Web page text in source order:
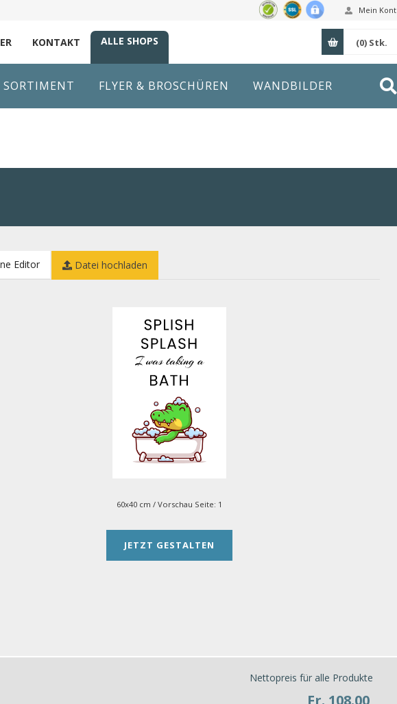
Mein
KONTAKT ALLE SHOPS (0) Stk.
SORTIMENT FLYER & BROSCHÜREN WANDBILDER
Editor Datei hochladen
60x40 cm / Vorschau Seite: 1
JETZT GESTALTEN
Nettopreis für alle Produkte
Fr. 108.00